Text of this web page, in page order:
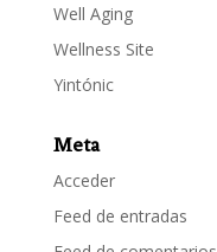
Well Aging
Wellness Site
Yintónic
Meta
Acceder
Feed de entradas